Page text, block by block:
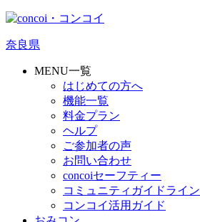
奈良県
MENU一覧
はじめての方へ
機能一覧
料金プラン
ヘルプ
ご参加者の声
お問い合わせ
concoiセーフティー
コミュニティガイドライン
コンコイ活用ガイド